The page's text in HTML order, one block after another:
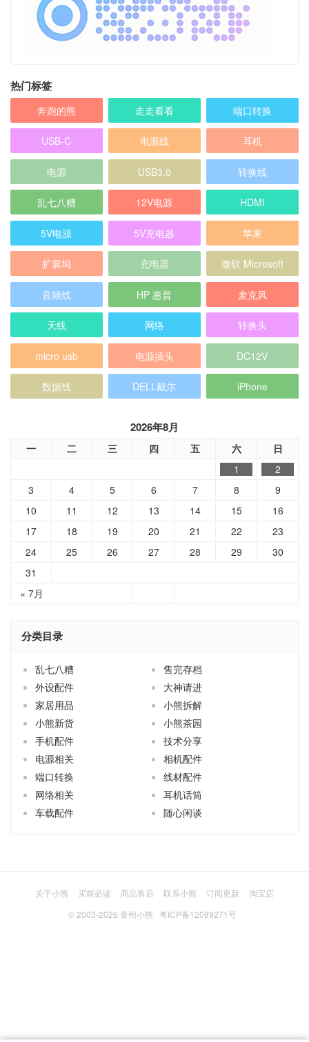
热门标签
奔跑的熊 走走看看 端口转换
USB-C 电源线 耳机
电源 USB3.0 转换线
乱七八糟 12V电源 HDMI
5V电源 5V充电器 苹果
扩展坞 充电器 微软 Microsoft
音频线 HP 惠普 麦克风
天线 网络 转换头
micro usb 电源插头 DC12V
数据线 DELL戴尔 iPhone
2026年8月
一 二 三 四 五 六 日
« 7月
1
2
3
4 5 6 7 8
9
10
11 12 13 14 15
16
17
18 19 20 21 22
23
24
25 26 27 28 29
30
31
分类目录
乱七八糟
售完存档
外设配件
大神请进
家居用品
小熊拆解
小熊新货
小熊茶园
手机配件
技术分享
电源相关
相机配件
端口转换
线材配件
网络相关
耳机话筒
车载配件
随心闲谈
关于小熊 买前必读 商品售后 联系小熊 订阅更新
淘宝店
© 2003-2026 青州小熊 粤ICP备12089271号